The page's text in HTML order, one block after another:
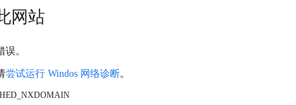
网站
。
尝试运行 Windos 网络诊断。